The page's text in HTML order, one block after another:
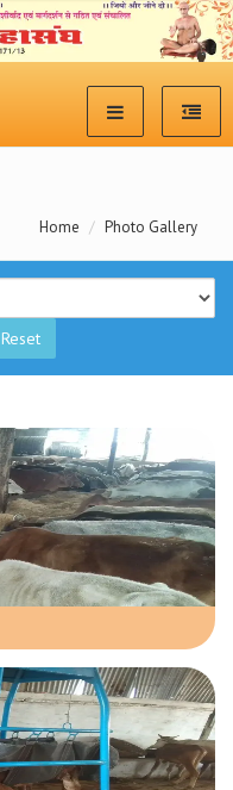
Home Photo Gallery
Reset